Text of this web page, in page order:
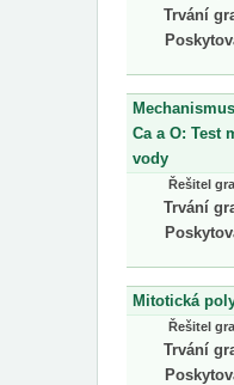
Trvání
Ca a O: Test
vody
Řešitel
Trvání
Mitotická
Řešitel
Trvání